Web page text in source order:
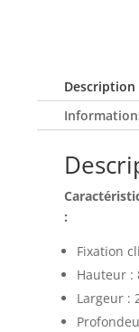
Description
:
Fixation
Hauteur :
Largeur :